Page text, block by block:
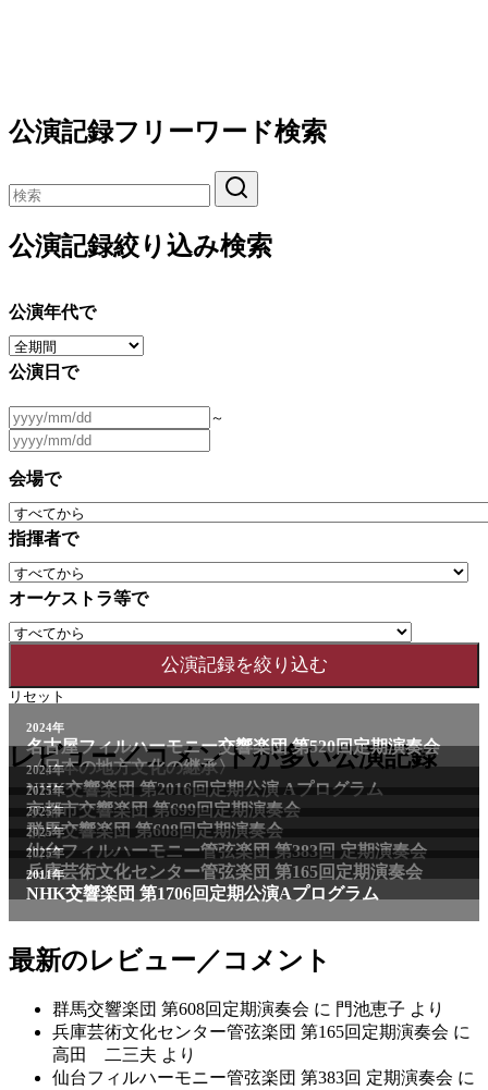
公演記録フリーワード検索
公演記録絞り込み検索
公演年代で
公演日で
～
会場で
指揮者で
オーケストラ等で
リセット
レビュー／コメントが多い公演記録
2024年
名古屋フィルハーモニー交響楽団 第520回定期演奏会
〈日本の地方文化の継承〉
2024年
NHK交響楽団 第2016回定期公演 Aプログラム
2025年
京都市交響楽団 第699回定期演奏会
2025年
群馬交響楽団 第608回定期演奏会
2025年
仙台フィルハーモニー管弦楽団 第383回 定期演奏会
2025年
兵庫芸術文化センター管弦楽団 第165回定期演奏会
2011年
NHK交響楽団 第1706回定期公演Aプログラム
最新のレビュー／コメント
群馬交響楽団 第608回定期演奏会 に 門池恵子 より
兵庫芸術文化センター管弦楽団 第165回定期演奏会 に
高田 二三夫 より
仙台フィルハーモニー管弦楽団 第383回 定期演奏会 に